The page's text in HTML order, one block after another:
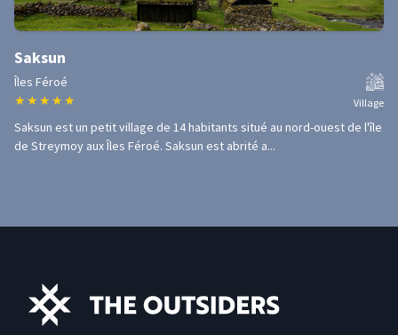
Saksun
Îles Féroé
★ ★ ★ ★ ★ Village
Saksun est un petit village de 14 habitants situé au nord-ouest de l'île
de Streymoy aux Îles Féroé. Saksun est abrité a...